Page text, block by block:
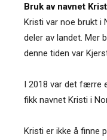
Bruk av navnet
Kristi var noe brukt i
deler av landet. Mer
denne tiden var
I 2018 var det færre
fikk navnet Kristi i
Kristi er ikke å finne